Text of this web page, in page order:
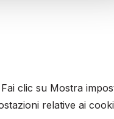
clic su Mostra
relative ai